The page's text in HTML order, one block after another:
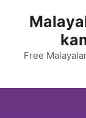
Free